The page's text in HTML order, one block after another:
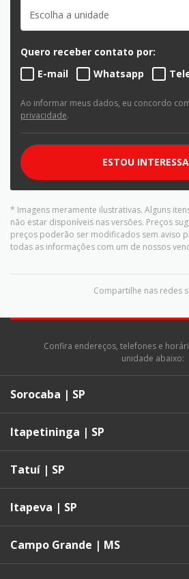
Escolha a unidade
Quero receber contato por:
E-mail
Whatsapp
Ao informar meus dados, eu concordo
privacidade.
ESTOU
* Imagens meramente ilustrativas. Alguns
não estar disponíveis nas versões. Preços
preços poderão ser modificados sem aviso
todas as informações com um de nossos
Compartilhe nas redes
Confira endereços, telefones e
unidade abaixo:
Sorocaba | SP
Itapetininga | SP
Tatuí | SP
Itapeva | SP
Campo Grande | MS